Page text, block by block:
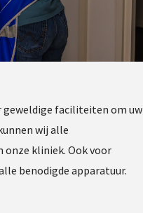
geweldige faciliteiten om uw
wij alle
kliniek. Ook voor
benodigde apparatuur.